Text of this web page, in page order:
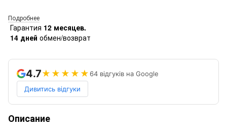
Подробнее
Гарантия 12 месяцев.
14 дней обмен/возврат
4.7★★★★★64 відгуків на Google
Дивитись відгуки
Описание